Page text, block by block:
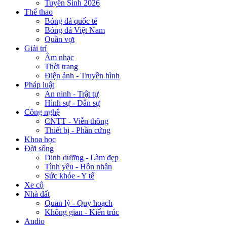
Tuyển Sinh 2026
Thể thao
Bóng đá quốc tế
Bóng đá Việt Nam
Quần vợt
Giải trí
Âm nhạc
Thời trang
Điện ảnh - Truyền hình
Pháp luật
An ninh - Trật tự
Hình sự - Dân sự
Công nghệ
CNTT - Viễn thông
Thiết bị - Phần cứng
Khoa học
Đời sống
Dinh dưỡng - Làm đẹp
Tình yêu - Hôn nhân
Sức khỏe - Y tế
Xe cộ
Nhà đất
Quản lý - Quy hoạch
Không gian - Kiến trúc
Audio